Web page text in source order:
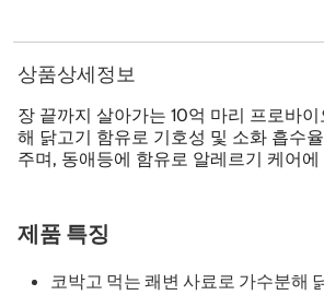
상품상세정보
장 끝까지 살아가는 10억 마리 프로바
해 닭고기 함유로 기호성 및 소화 흡수
주며, 동애등에 함유로 알레르기 케어
제품 특징
코박고 먹는 쾌변 사료로 가수분해